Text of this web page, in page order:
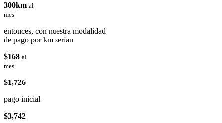
300km al
mes
entonces, con nuestra modalidad
de pago por km serían
$168 al
mes
$1,726
pago inicial
$3,742